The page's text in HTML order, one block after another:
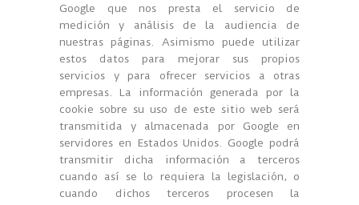
Google que nos presta el servicio de
medición y análisis de la audiencia de
nuestras páginas. Asimismo puede utilizar
estos datos para mejorar sus propios
servicios y para ofrecer servicios a otras
empresas. La información generada por la
cookie sobre su uso de este sitio web será
transmitida y almacenada por Google en
servidores en Estados Unidos. Google podrá
transmitir dicha información a terceros
cuando así se lo requiera la legislación, o
cuando dichos terceros procesen la